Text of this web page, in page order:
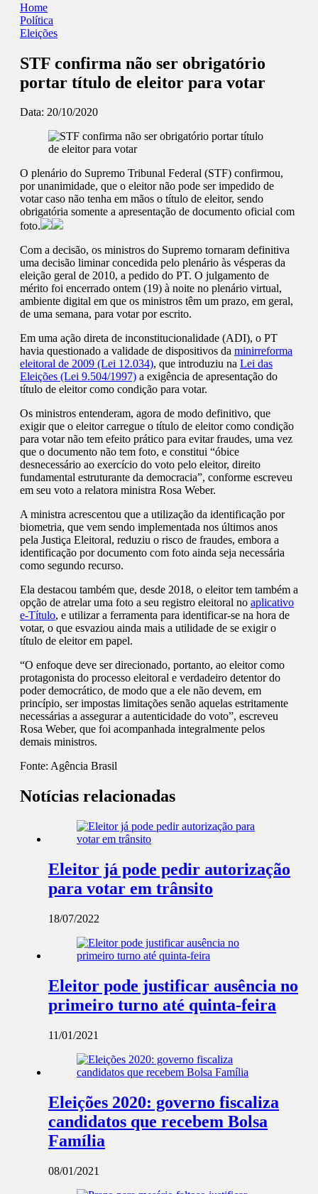
Home
Política
Eleições
STF confirma não ser obrigatório
portar título de eleitor para votar
Data: 20/10/2020
O plenário do Supremo Tribunal Federal (STF) confirmou,
por unanimidade, que o eleitor não pode ser impedido de
votar caso não tenha em mãos o título de eleitor, sendo
obrigatória somente a apresentação de documento oficial com
foto.
Com a decisão, os ministros do Supremo tornaram definitiva
uma decisão liminar concedida pelo plenário às vésperas da
eleição geral de 2010, a pedido do PT. O julgamento de
mérito foi encerrado ontem (19) à noite no plenário virtual,
ambiente digital em que os ministros têm um prazo, em geral,
de uma semana, para votar por escrito.
Em uma ação direta de inconstitucionalidade (ADI), o PT
havia questionado a validade de dispositivos da minirreforma
eleitoral de 2009 (Lei 12.034), que introduziu na Lei das
Eleições (Lei 9.504/1997) a exigência de apresentação do
título de eleitor como condição para votar.
Os ministros entenderam, agora de modo definitivo, que
exigir que o eleitor carregue o título de eleitor como condição
para votar não tem efeito prático para evitar fraudes, uma vez
que o documento não tem foto, e constitui “óbice
desnecessário ao exercício do voto pelo eleitor, direito
fundamental estruturante da democracia”, conforme escreveu
em seu voto a relatora ministra Rosa Weber.
A ministra acrescentou que a utilização da identificação por
biometria, que vem sendo implementada nos últimos anos
pela Justiça Eleitoral, reduziu o risco de fraudes, embora a
identificação por documento com foto ainda seja necessária
como segundo recurso.
Ela destacou também que, desde 2018, o eleitor tem também a
opção de atrelar uma foto a seu registro eleitoral no aplicativo
e-Título, e utilizar a ferramenta para identificar-se na hora de
votar, o que esvaziou ainda mais a utilidade de se exigir o
título de eleitor em papel.
“O enfoque deve ser direcionado, portanto, ao eleitor como
protagonista do processo eleitoral e verdadeiro detentor do
poder democrático, de modo que a ele não devem, em
princípio, ser impostas limitações senão aquelas estritamente
necessárias a assegurar a autenticidade do voto”, escreveu
Rosa Weber, que foi acompanhada integralmente pelos
demais ministros.
Fonte: Agência Brasil
Notícias relacionadas
Eleitor já pode pedir autorização
para votar em trânsito
18/07/2022
Eleitor pode justificar ausência no
primeiro turno até quinta-feira
11/01/2021
Eleições 2020: governo fiscaliza
candidatos que recebem Bolsa
Família
08/01/2021